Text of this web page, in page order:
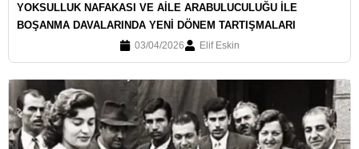
YOKSULLUK NAFAKASI VE AİLE ARABULUCULUĞU İLE
BOŞANMA DAVALARINDA YENİ DÖNEM TARTIŞMALARI
03/04/2026 Elif Eskin